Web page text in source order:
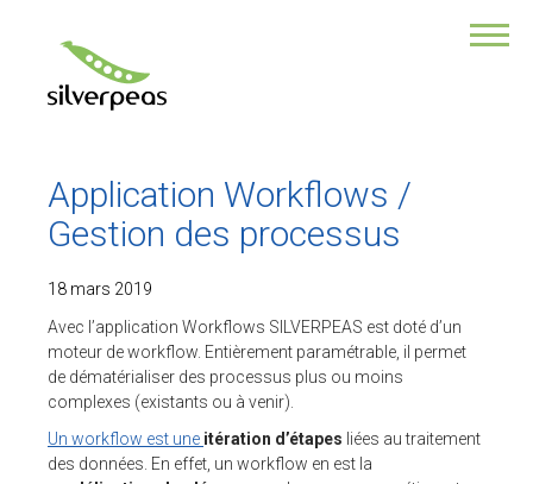
DSI
Directeur de TPE/PME
Développeur
POURQUOI CHOISIR SILVERPEAS ?
Ses multiples fonctionnalités
Ses modules additionnels
Sa sécurité des données
Application Workflows /
Gestion des processus
18 mars 2019
Avec l’application Workflows SILVERPEAS est doté d’un
moteur de workflow. Entièrement paramétrable, il permet
de dématérialiser des processus plus ou moins
complexes (existants ou à venir).
Un workflow est une itération d’étapes liées au traitement
des données. En effet, un workflow en est la